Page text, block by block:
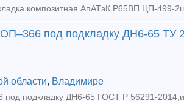
под подкладку ДН6-65 ТУ
области, Владимире